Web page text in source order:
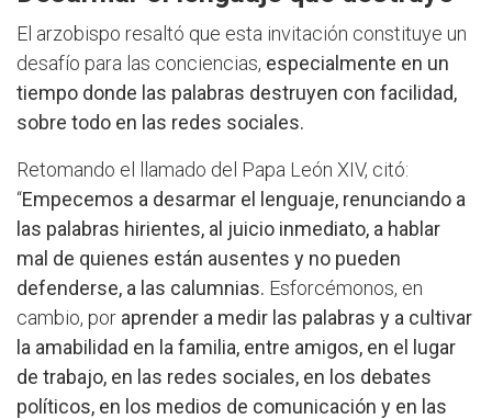
El arzobispo resaltó que esta invitación constituye un
desafío para las conciencias, especialmente en un
tiempo donde las palabras destruyen con facilidad,
sobre todo en las redes sociales.
Retomando el llamado del Papa León XIV, citó:
“Empecemos a desarmar el lenguaje, renunciando a
las palabras hirientes, al juicio inmediato, a hablar
mal de quienes están ausentes y no pueden
defenderse, a las calumnias. Esforcémonos, en
cambio, por aprender a medir las palabras y a cultivar
la amabilidad en la familia, entre amigos, en el lugar
de trabajo, en las redes sociales, en los debates
políticos, en los medios de comunicación y en las